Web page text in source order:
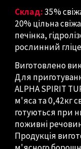
Склад:35%
20% цільна
печінка,
рослинний
Виготовлено
Для
ALPHA SPIRIT
м'яса та 0,42кг
готуються при
поживні
Продукція